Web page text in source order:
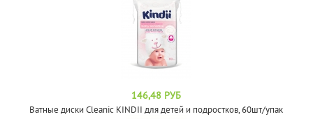
146,48 РУБ
Ватные диски Cleanic KINDII для детей и подростков, 60шт/упак